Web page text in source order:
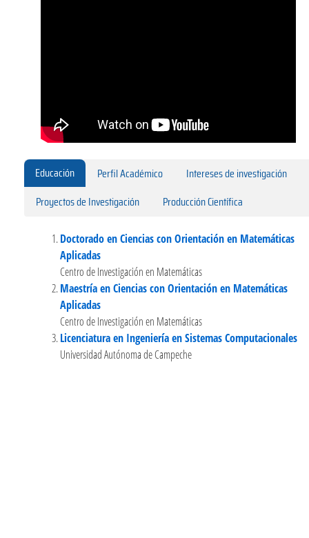
Educación Perfil Académico
Intereses de investigación
Proyectos de Investigación
Producción Científica
Doctorado en Ciencias con Orientación en Matemáticas
Aplicadas
Centro de Investigación en Matemáticas
Maestría en Ciencias con Orientación en Matemáticas
Aplicadas
Centro de Investigación en Matemáticas
Licenciatura en Ingeniería en Sistemas Computacionales
Universidad Autónoma de Campeche